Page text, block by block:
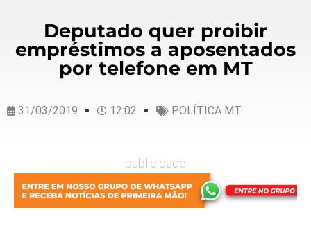
Deputado quer proibir
empréstimos a aposentados
por telefone em MT
31/03/2019 12:02 POLÍTICA MT
publicidade